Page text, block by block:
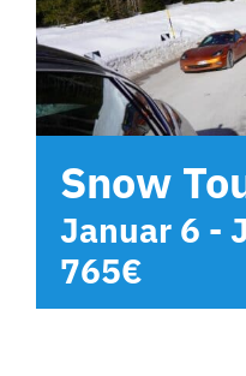
Snow
Januar 6 -
765€